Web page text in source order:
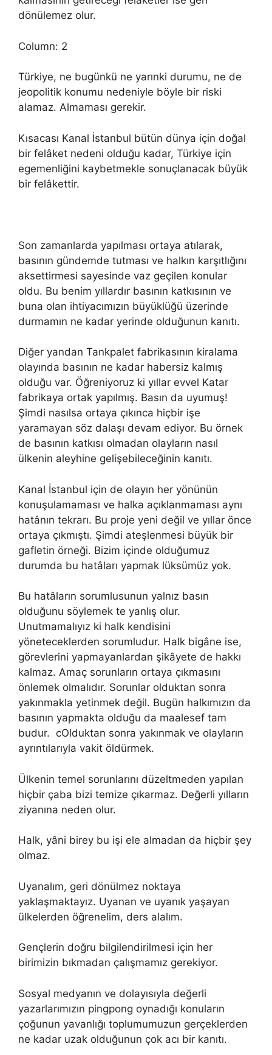
dönülemez olur.
Column: 2
Türkiye, ne bugünkü ne yarınki durumu, ne de
jeopolitik konumu nedeniyle böyle bir riski
alamaz. Almaması gerekir.
Kısacası Kanal İstanbul bütün dünya için doğal
bir felâket nedeni olduğu kadar, Türkiye için
egemenliğini kaybetmekle sonuçlanacak büyük
bir felâkettir.
Son zamanlarda yapılması ortaya atılarak,
basının gündemde tutması ve halkın karşıtlığını
aksettirmesi sayesinde vaz geçilen konular
oldu. Bu benim yıllardır basının katkısının ve
buna olan ihtiyacımızın büyüklüğü üzerinde
durmamın ne kadar yerinde olduğunun kanıtı.
Diğer yandan Tankpalet fabrikasının kiralama
olayında basının ne kadar habersiz kalmış
olduğu var. Öğreniyoruz ki yıllar evvel Katar
fabrikaya ortak yapılmış. Basın da uyumuş!
Şimdi nasılsa ortaya çıkınca hiçbir işe
yaramayan söz dalaşı devam ediyor. Bu örnek
de basının katkısı olmadan olayların nasıl
ülkenin aleyhine gelişebileceğinin kanıtı.
Kanal İstanbul için de olayın her yönünün
konuşulamaması ve halka açıklanmaması aynı
hatânın tekrarı. Bu proje yeni değil ve yıllar önce
ortaya çıkmıştı. Şimdi ateşlenmesi büyük bir
gafletin örneği. Bizim içinde olduğumuz
durumda bu hatâları yapmak lüksümüz yok.
Bu hatâların sorumlusunun yalnız basın
olduğunu söylemek te yanlış olur.
Unutmamalıyız ki halk kendisini
yöneteceklerden sorumludur. Halk bigâne ise,
görevlerini yapmayanlardan şikâyete de hakkı
kalmaz. Amaç sorunların ortaya çıkmasını
önlemek olmalıdır. Sorunlar olduktan sonra
yakınmakla yetinmek değil. Bugün halkımızın da
basının yapmakta olduğu da maalesef tam
budur. cOlduktan sonra yakınmak ve olayların
ayrıntılarıyla vakit öldürmek.
Ülkenin temel sorunlarını düzeltmeden yapılan
hiçbir çaba bizi temize çıkarmaz. Değerli yılların
ziyanına neden olur.
Halk, yâni birey bu işi ele almadan da hiçbir şey
olmaz.
Uyanalım, geri dönülmez noktaya
yaklaşmaktayız. Uyanan ve uyanık yaşayan
ülkelerden öğrenelim, ders alalım.
Gençlerin doğru bilgilendirilmesi için her
birimizin bıkmadan çalışmamız gerekiyor.
Sosyal medyanın ve dolayısıyla değerli
yazarlarımızın pingpong oynadığı konuların
çoğunun yavanlığı toplumumuzun gerçeklerden
ne kadar uzak olduğunun çok acı bir kanıtı.